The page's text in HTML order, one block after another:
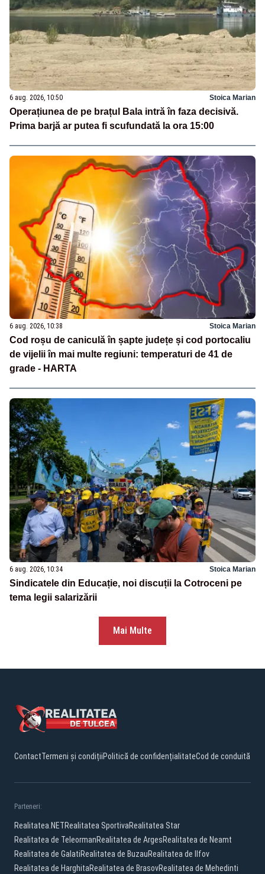
6 aug. 2026, 10:50 Stoica Marian
Operațiunea de pe brațul Bala intră în faza decisivă.
Prima barjă ar putea fi scufundată la ora 15:00
6 aug. 2026, 10:38 Stoica Marian
Cod roșu de caniculă în șapte județe și cod portocaliu
de vijelii în mai multe regiuni: temperaturi de 41 de
grade - HARTA
6 aug. 2026, 10:34 Stoica Marian
Sindicatele din Educație, noi discuții la Cotroceni pe
tema legii salarizării
Mai Multe
ContactTermeni și condițiiPolitică de confidențialitateCod de conduită
Parteneri:
Realitatea.NETRealitatea SportivaRealitatea Star
Realitatea de TeleormanRealitatea de ArgesRealitatea de Neamt
Realitatea de GalatiRealitatea de BuzauRealitatea de Ilfov
Realitatea de HarghitaRealitatea de BrasovRealitatea de Mehedinti